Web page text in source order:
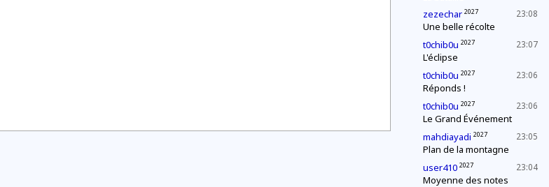
23:08
zezechar 2027
Une belle récolte
23:07
t0chib0u 2027
L'éclipse
23:06
t0chib0u 2027
Réponds !
23:06
t0chib0u 2027
Le Grand Événement
23:05
mahdiayadi 2027
Plan de la montagne
23:04
user410 2027
Moyenne des notes